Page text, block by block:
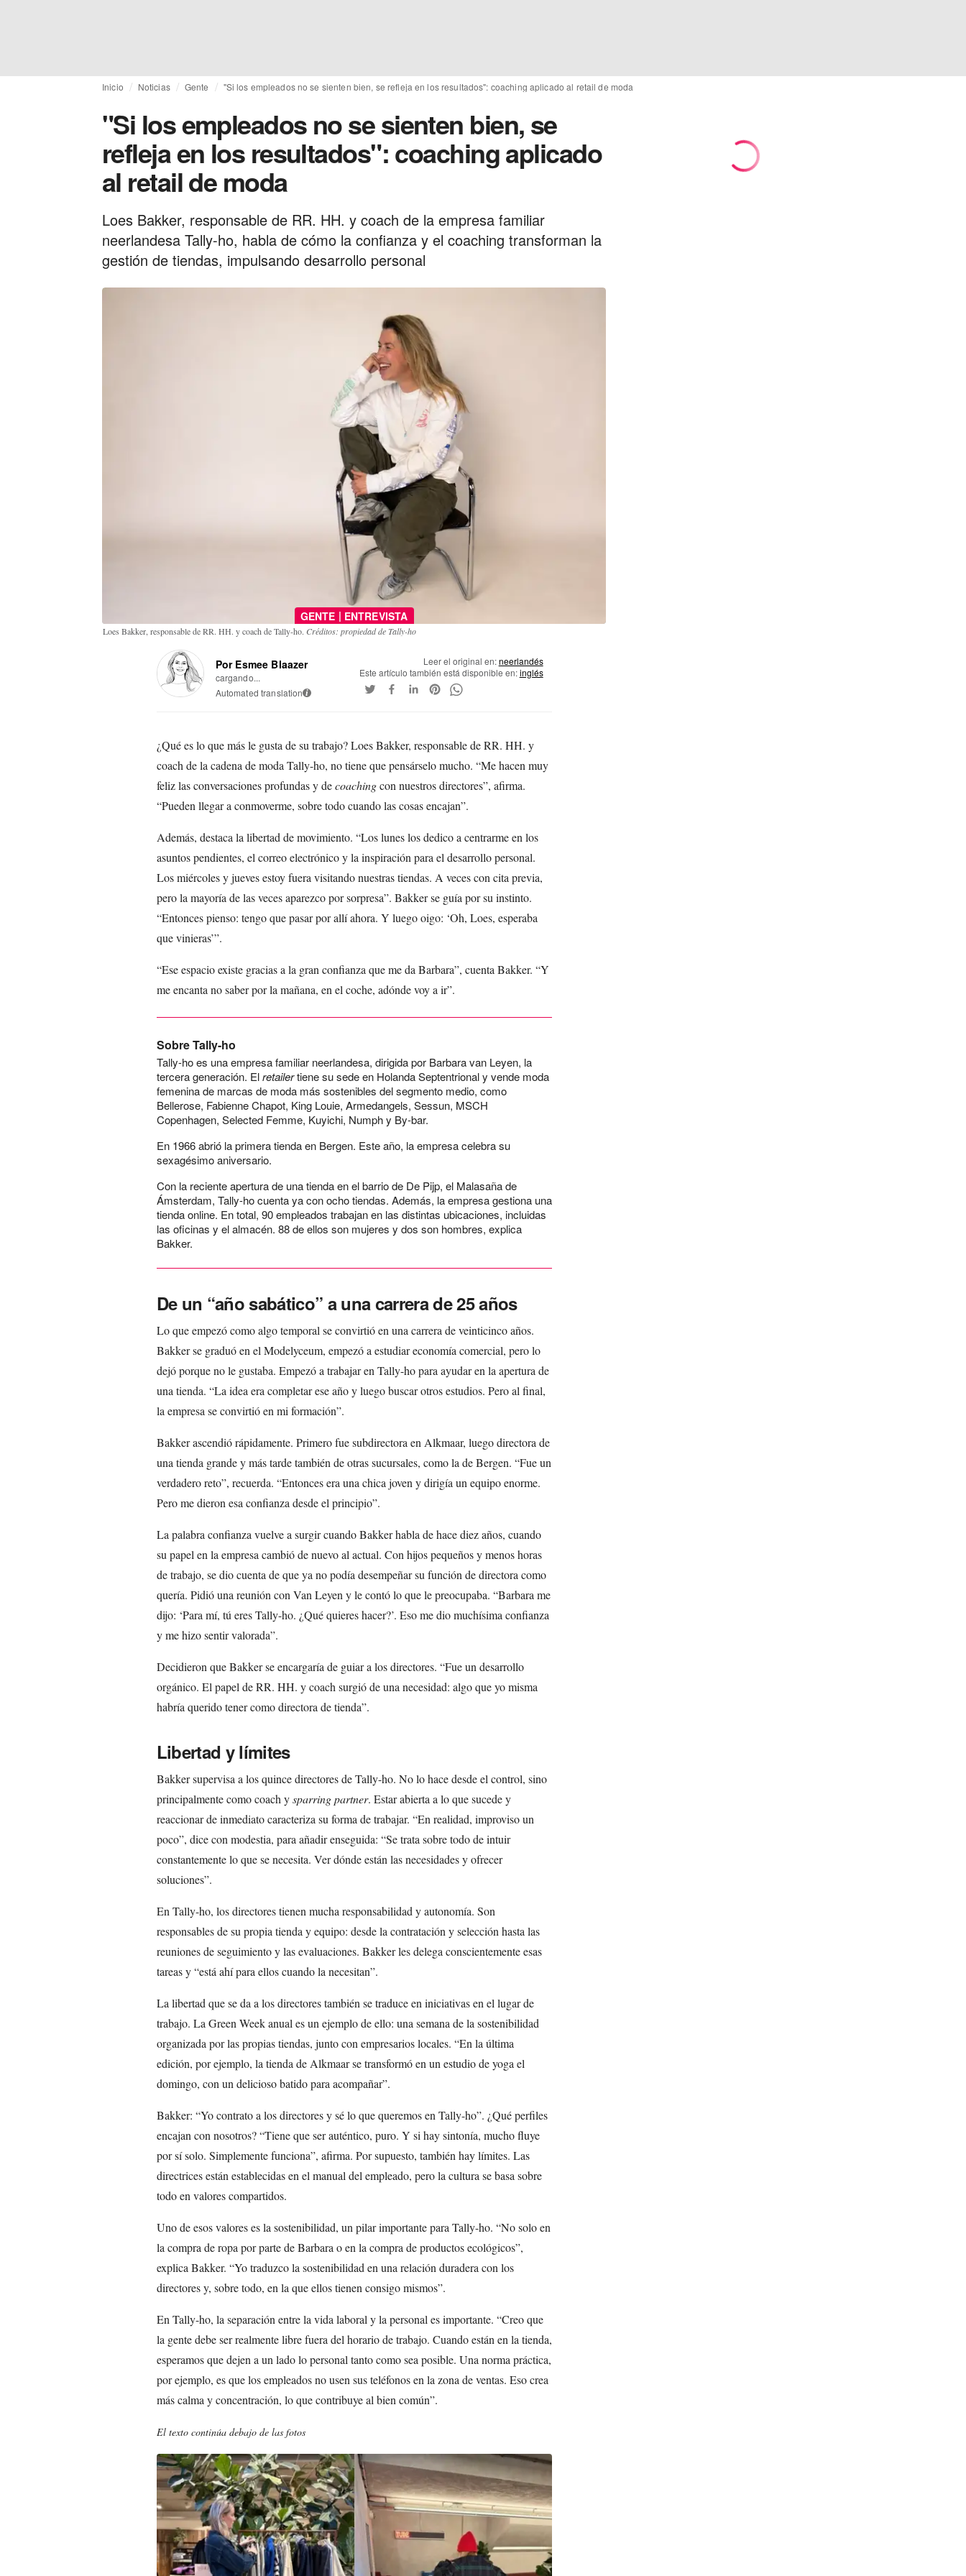
Inicio Noticias Gente "Si los empleados no se sienten bien, se refleja en los resultados": coaching aplicado al retail de moda
"Si los empleados no se sienten bien, se
refleja en los resultados": coaching aplicado
al retail de moda
Loes Bakker, responsable de RR. HH. y coach de la empresa familiar
neerlandesa Tally-ho, habla de cómo la confianza y el coaching transforman la
gestión de tiendas, impulsando desarrollo personal
GENTE | ENTREVISTA
Loes Bakker, responsable de RR. HH. y coach de Tally-ho. Créditos: propiedad de Tally-ho
Por Esmee Blaazer
cargando...
Automated translation i
Leer el original en:neerlandés
Este artículo también está disponible en:inglés
¿Qué es lo que más le gusta de su trabajo? Loes Bakker, responsable de RR. HH. y
coach de la cadena de moda Tally-ho, no tiene que pensárselo mucho. “Me hacen muy
feliz las conversaciones profundas y decoachingcon nuestros directores”, afirma.
“Pueden llegar a conmoverme, sobre todo cuando las cosas encajan”.
Además, destaca la libertad de movimiento. “Los lunes los dedico a centrarme en los
asuntos pendientes, el correo electrónico y la inspiración para el desarrollo personal.
Los miércoles y jueves estoy fuera visitando nuestras tiendas. A veces con cita previa,
pero la mayoría de las veces aparezco por sorpresa”. Bakker se guía por su instinto.
“Entonces pienso: tengo que pasar por allí ahora. Y luego oigo: ‘Oh, Loes, esperaba
que vinieras’”.
“Ese espacio existe gracias a la gran confianza que me da Barbara”, cuenta Bakker. “Y
me encanta no saber por la mañana, en el coche, adónde voy a ir”.
Sobre Tally-ho
Tally-ho es una empresa familiar neerlandesa, dirigida por Barbara van Leyen, la
tercera generación. Elretailertiene su sede en Holanda Septentrional y vende moda
femenina de marcas de moda más sostenibles del segmento medio, como
Bellerose, Fabienne Chapot, King Louie, Armedangels, Sessun, MSCH
Copenhagen, Selected Femme, Kuyichi, Numph y By-bar.
En 1966 abrió la primera tienda en Bergen. Este año, la empresa celebra su
sexagésimo aniversario.
Con la reciente apertura de una tienda en el barrio de De Pijp, el Malasaña de
Ámsterdam, Tally-ho cuenta ya con ocho tiendas. Además, la empresa gestiona una
tienda online. En total, 90 empleados trabajan en las distintas ubicaciones, incluidas
las oficinas y el almacén. 88 de ellos son mujeres y dos son hombres, explica
Bakker.
De un “año sabático” a una carrera de 25 años
Lo que empezó como algo temporal se convirtió en una carrera de veinticinco años.
Bakker se graduó en el Modelyceum, empezó a estudiar economía comercial, pero lo
dejó porque no le gustaba. Empezó a trabajar en Tally-ho para ayudar en la apertura de
una tienda. “La idea era completar ese año y luego buscar otros estudios. Pero al final,
la empresa se convirtió en mi formación”.
Bakker ascendió rápidamente. Primero fue subdirectora en Alkmaar, luego directora de
una tienda grande y más tarde también de otras sucursales, como la de Bergen. “Fue un
verdadero reto”, recuerda. “Entonces era una chica joven y dirigía un equipo enorme.
Pero me dieron esa confianza desde el principio”.
La palabra confianza vuelve a surgir cuando Bakker habla de hace diez años, cuando
su papel en la empresa cambió de nuevo al actual. Con hijos pequeños y menos horas
de trabajo, se dio cuenta de que ya no podía desempeñar su función de directora como
quería. Pidió una reunión con Van Leyen y le contó lo que le preocupaba. “Barbara me
dijo: ‘Para mí, tú eres Tally-ho. ¿Qué quieres hacer?’. Eso me dio muchísima confianza
y me hizo sentir valorada”.
Decidieron que Bakker se encargaría de guiar a los directores. “Fue un desarrollo
orgánico. El papel de RR. HH. y coach surgió de una necesidad: algo que yo misma
habría querido tener como directora de tienda”.
Libertad y límites
Bakker supervisa a los quince directores de Tally-ho. No lo hace desde el control, sino
principalmente como coach ysparring partner. Estar abierta a lo que sucede y
reaccionar de inmediato caracteriza su forma de trabajar. “En realidad, improviso un
poco”, dice con modestia, para añadir enseguida: “Se trata sobre todo de intuir
constantemente lo que se necesita. Ver dónde están las necesidades y ofrecer
soluciones”.
En Tally-ho, los directores tienen mucha responsabilidad y autonomía. Son
responsables de su propia tienda y equipo: desde la contratación y selección hasta las
reuniones de seguimiento y las evaluaciones. Bakker les delega conscientemente esas
tareas y “está ahí para ellos cuando la necesitan”.
La libertad que se da a los directores también se traduce en iniciativas en el lugar de
trabajo. La Green Week anual es un ejemplo de ello: una semana de la sostenibilidad
organizada por las propias tiendas, junto con empresarios locales. “En la última
edición, por ejemplo, la tienda de Alkmaar se transformó en un estudio de yoga el
domingo, con un delicioso batido para acompañar”.
Bakker: “Yo contrato a los directores y sé lo que queremos en Tally-ho”. ¿Qué perfiles
encajan con nosotros? “Tiene que ser auténtico, puro. Y si hay sintonía, mucho fluye
por sí solo. Simplemente funciona”, afirma. Por supuesto, también hay límites. Las
directrices están establecidas en el manual del empleado, pero la cultura se basa sobre
todo en valores compartidos.
Uno de esos valores es la sostenibilidad, un pilar importante para Tally-ho. “No solo en
la compra de ropa por parte de Barbara o en la compra de productos ecológicos”,
explica Bakker. “Yo traduzco la sostenibilidad en una relación duradera con los
directores y, sobre todo, en la que ellos tienen consigo mismos”.
En Tally-ho, la separación entre la vida laboral y la personal es importante. “Creo que
la gente debe ser realmente libre fuera del horario de trabajo. Cuando están en la tienda,
esperamos que dejen a un lado lo personal tanto como sea posible. Una norma práctica,
por ejemplo, es que los empleados no usen sus teléfonos en la zona de ventas. Eso crea
más calma y concentración, lo que contribuye al bien común”.
El texto continúa debajo de las fotos